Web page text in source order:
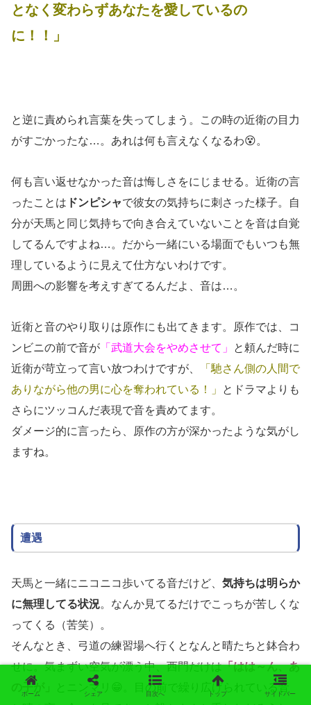
となく変わらずあなたを愛しているの
に！！」
と逆に責められ言葉を失ってしまう。この時の近衛の目力
がすごかったな…。あれは何も言えなくなるわ😵。
何も言い返せなかった音は悔しさをにじませる。近衛の言
ったことは ドンピシャで彼女の気持ちに刺さった様子。自
分が天馬と同じ気持ちで向き合えていないことを音は自覚
してるんですよね…。だから一緒にいる場面でもいつも無
理しているように見えて仕方ないわけです。
周囲への影響を考えすぎてるんだよ、音は…。
近衛と音のやり取りは原作にも出てきます。原作では、コ
ンビニの前で音が 「武道大会をやめさせて」
と頼んだ時に
近衛が苛立って言い放つわけですが、
「馳さん側の人間で
ありながら他の男に心を奪われている！」
とドラマよりも
さらにツッコんだ表現で音を責めてます。
ダメージ的に言ったら、原作の方が深かったような気がし
ますね。
遭遇
天馬と一緒にニコニコ歩いてる音だけど、 気持ちは明らか
に無理してる状況。なんか見てるだけでこっちが苦しくな
ってくる（苦笑）。
そんなとき、弓道の練習場へ行くとなんと晴たちと鉢合わ
せに。気まずい空気が漂う中、西門だけは「はは～ん、あ
の子が」
とニンマリ😁。目の前で繰り広げられている音
ホーム シェア 目次へ トップ サイドバー